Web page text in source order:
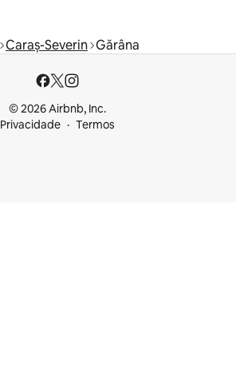
Caraș-Severin Gărâna
© 2026 Airbnb, Inc.
Privacidade
Termos